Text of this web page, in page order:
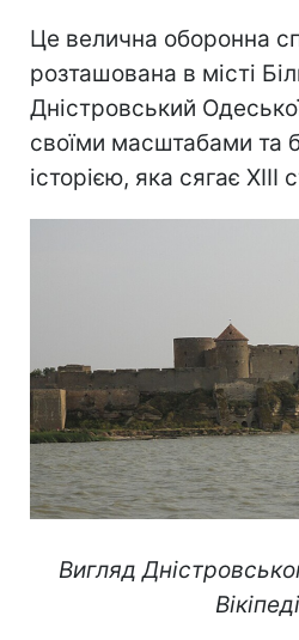
Це велична оборонна
розташована в місті
Дністровський
своїми масштабами та
історією, яка сягає XIII
Вигляд